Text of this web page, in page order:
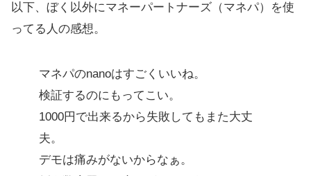
以下、ぼく以外にマネーパートナーズ（マネパ）を使
ってる人の感想。
マネパのnanoはすごくいいね。
検証するのにもってこい。
1000円で出来るから失敗してもまた大丈
夫。
デモは痛みがないからなぁ。